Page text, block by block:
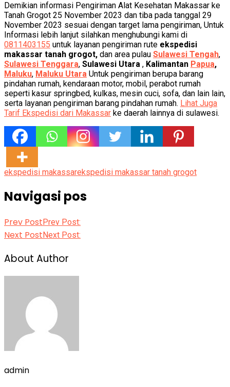
Demikian informasi Pengiriman Alat Kesehatan Makassar ke
Tanah Grogot 25 November 2023 dan tiba pada tanggal 29
November 2023 sesuai dengan target lama pengiriman, Untuk
Informasi lebih lanjut silahkan menghubungi kami di
0811403155 untuk layanan pengiriman rute ekspedisi
makassar tanah grogot, dan area pulau Sulawesi Tengah,
Sulawesi Tenggara, Sulawesi Utara , Kalimantan Papua,
Maluku, Maluku Utara Untuk pengiriman berupa barang
pindahan rumah, kendaraan motor, mobil, perabot rumah
seperti kasur springbed, kulkas, mesin cuci, sofa, dan lain lain,
serta layanan pengiriman barang pindahan rumah. Lihat Juga
Tarif Ekspedisi dari Makassar ke daerah lainnya di sulawesi.
ekspedisi makassarekspedisi makassar tanah grogot
Navigasi pos
Prev Post Prev Post:
Next Post Next Post:
About Author
admin